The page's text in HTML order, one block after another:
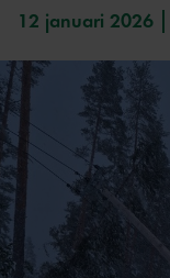
12 januari 2026